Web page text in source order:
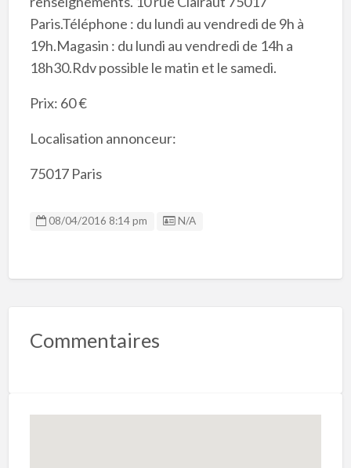
Paris.Téléphone : du lundi au vendredi de 9h à
19h.Magasin : du lundi au vendredi de 14h a
18h30.Rdv possible le matin et le samedi.
Prix: 60 €
Localisation annonceur:
75017 Paris
08/04/2016 8:14 pm Listing ID
N/A
Commentaires